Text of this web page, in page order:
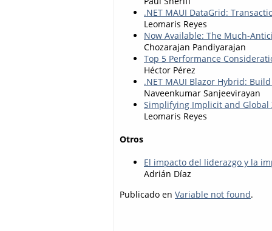
.NET MAUI DataGrid:
Leomaris Reyes
Now Available: The Much-
Chozarajan Pandiyarajan
Top 5 Performance
Héctor Pérez
.NET MAUI Blazor Hybrid:
Naveenkumar Sanjeevirayan
Simplifying Implicit and Global
Leomaris Reyes
Otros
El impacto del liderazgo y la
Adrián Díaz
Publicado en Variable not found.